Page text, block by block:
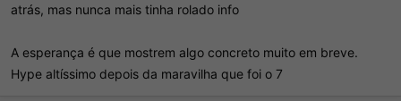
atrás, mas nunca mais tinha rolado info
A esperança é que mostrem algo concreto muito em breve.
Hype altíssimo depois da maravilha que foi o 7